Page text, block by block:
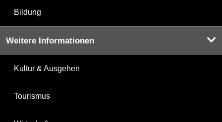
Bildung
Weitere Informationen
Kultur & Ausgehen
Tourismus